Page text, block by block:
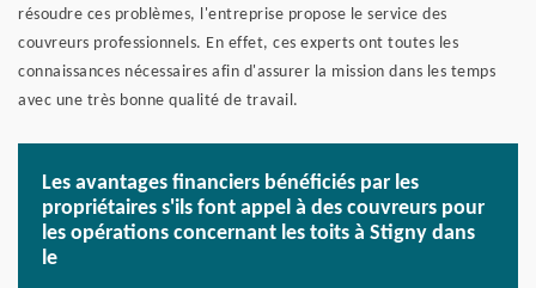
résoudre ces problèmes, l'entreprise propose le service des
couvreurs professionnels. En effet, ces experts ont toutes les
connaissances nécessaires afin d'assurer la mission dans les temps
avec une très bonne qualité de travail.
Les avantages financiers bénéficiés par les
propriétaires s'ils font appel à des couvreurs pour
les opérations concernant les toits à Stigny dans
le